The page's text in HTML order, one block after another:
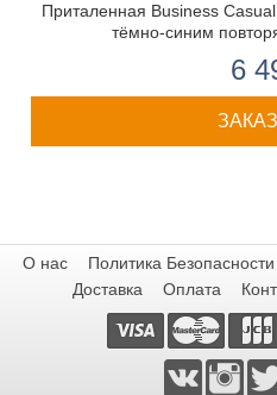
Приталенная Business
тёмно-синим
6
О нас Политика Безопасности
Доставка
Оплата